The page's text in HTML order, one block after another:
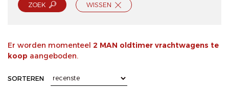
ZOEK WISSEN
Er worden momenteel 2 MAN oldtimer vrachtwagens te
koop aangeboden.
SORTEREN